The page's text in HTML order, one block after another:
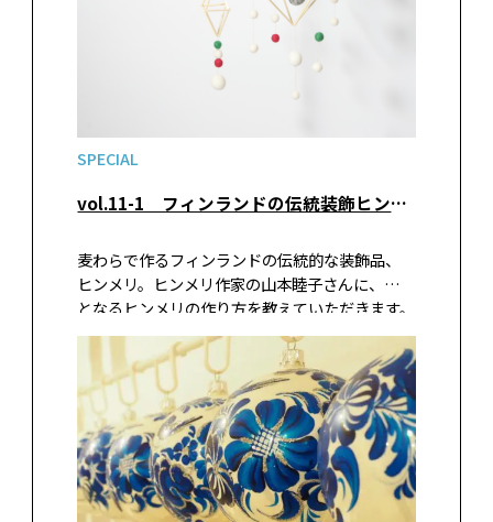
SPECIAL
vol.11-1 フィンランドの伝統装飾ヒンメリを飾る 正八面体、上下が長い八面体
麦わらで作るフィンランドの伝統的な装飾品、
ヒンメリ。ヒンメリ作家の山本睦子さんに、基本
となるヒンメリの作り方を教えていただきます。
麦わらがない場合はペーパーストローで作って
もOK。天井につるしてクリスマスの準備を進め
ましょう。